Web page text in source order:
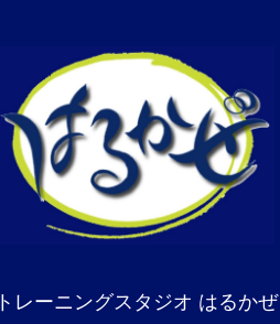
トレーニングスタジオ はるかぜ